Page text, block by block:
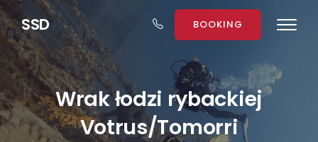
SSD BOOKING
Wrak łodzi rybackiej
Votrus/Tomorri